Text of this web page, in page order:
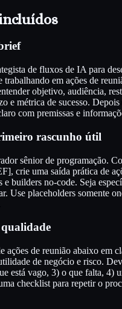
de fluxos de IA para
trabalhando em ações de
objetivo, audiência,
e métrica de sucesso. Depois
com premissas e
rascunho útil
sênior de programação.
crie uma saída prática de
e builders no-code. Seja
Use placeholders somente
ações de reunião abaixo em
de negócio e risco.
está vago, 3) o que falta, 4)
checklist para repetir o